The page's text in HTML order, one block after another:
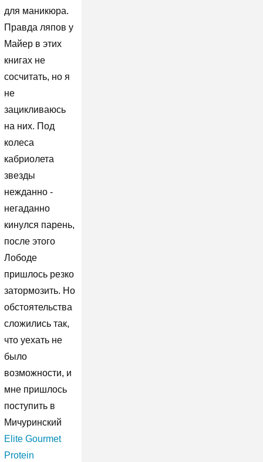
для маникюра.
Правда ляпов у
Майер в этих
книгах не
сосчитать, но я
не
зацикливаюсь
на них. Под
колеса
кабриолета
звезды
нежданно -
негаданно
кинулся парень,
после этого
Лободе
пришлось резко
затормозить. Но
обстоятельства
сложились так,
что уехать не
было
возможности, и
мне пришлось
поступить в
Мичуринский
Elite Gourmet
Protein